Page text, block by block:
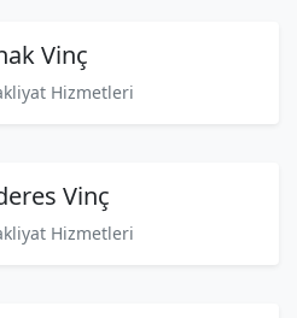
Vinç
Hizmetleri
Vinç
Hizmetleri